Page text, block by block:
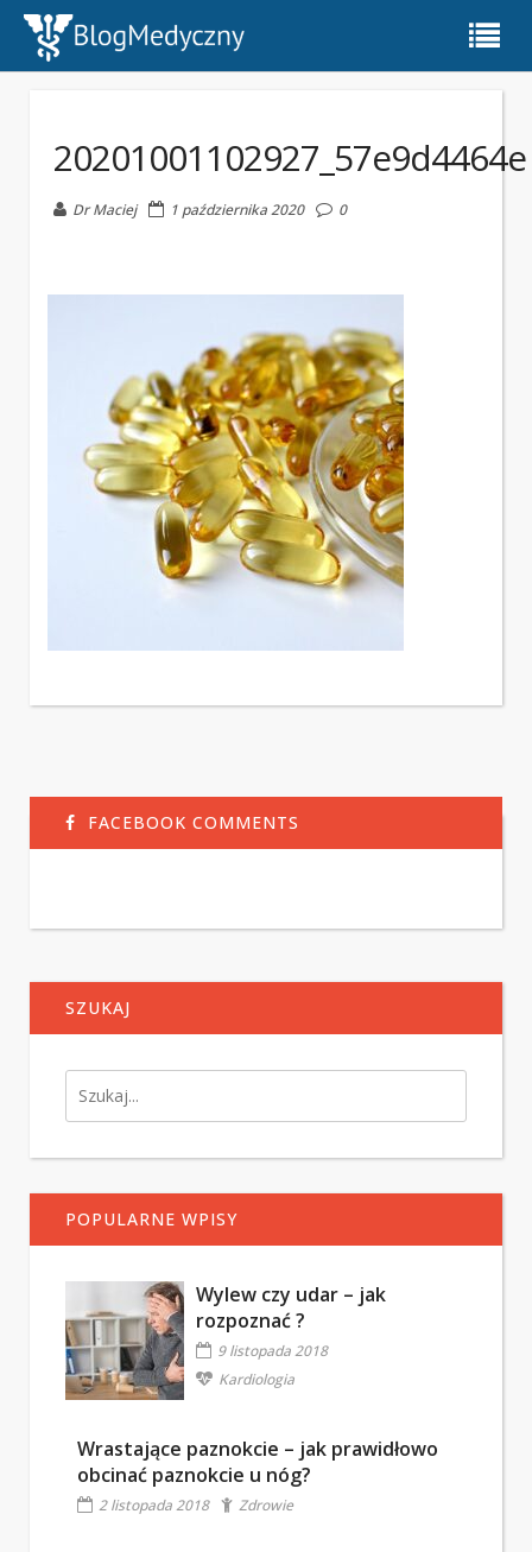
Dr Maciej 1 października 2020 0
FACEBOOK COMMENTS
SZUKAJ
POPULARNE WPISY
Wylew czy udar – jak
rozpoznać ?
9 listopada 2018
Kardiologia
Wrastające paznokcie – jak prawidłowo
obcinać paznokcie u nóg?
2 listopada 2018 Zdrowie